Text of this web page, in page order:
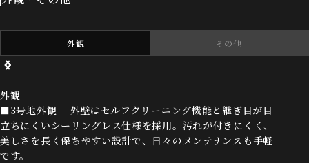
外観 その他
外観
■3号地外観 外壁はセルフクリーニング機能と継ぎ目が目
立ちにくいシーリングレス仕様を採用。汚れが付きにくく、
美しさを長く保ちやすい設計で、日々のメンテナンスも手軽
です。